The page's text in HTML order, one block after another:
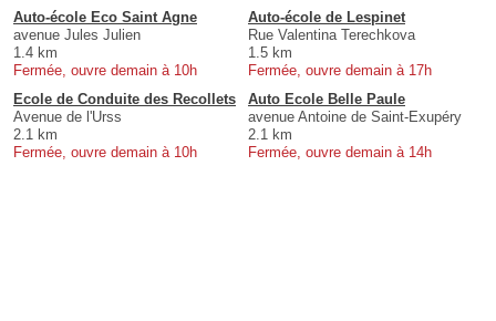
Auto-école Eco Saint Agne
avenue Jules Julien
1.4 km
Fermée, ouvre demain à 10h
Auto-école de Lespinet
Rue Valentina Terechkova
1.5 km
Fermée, ouvre demain à 17h
Ecole de Conduite des Recollets
Avenue de l'Urss
2.1 km
Fermée, ouvre demain à 10h
Auto Ecole Belle Paule
avenue Antoine de Saint-Exupéry
2.1 km
Fermée, ouvre demain à 14h